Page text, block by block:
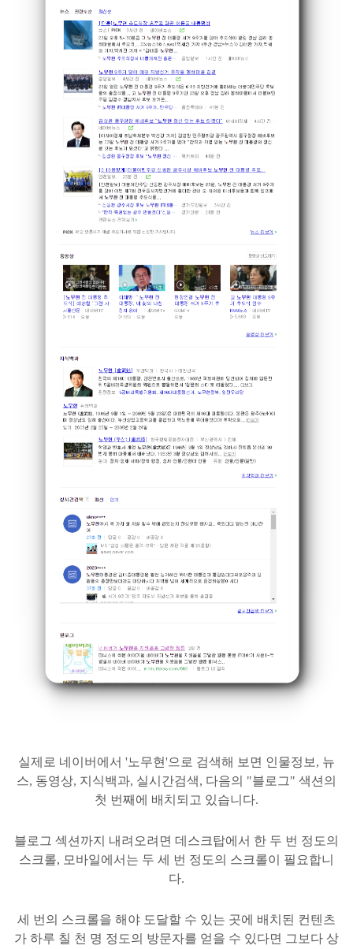
실제로 네이버에서 '노무현'으로 검색해 보면 인물정보, 뉴
스, 동영상, 지식백과, 실시간검색, 다음의 "블로그" 색션의
첫 번째에 배치되고 있습니다.
블로그 섹션까지 내려오려면 데스크탑에서 한 두 번 정도의
스크롤, 모바일에서는 두 세 번 정도의 스크롤이 필요합니
다.
세 번의 스크롤을 해야 도달할 수 있는 곳에 배치된 컨텐츠
가 하루 칠 천 명 정도의 방문자를 얻을 수 있다면 그보다 상